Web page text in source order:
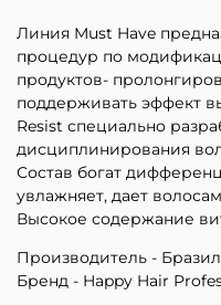
Линия Must Have
процедур по
продуктов-
поддерживать эффект
Resist специально
дисциплинирования
Состав богат
увлажняет, дает
Высокое содержание
Производитель -
Бренд - Happy Hair